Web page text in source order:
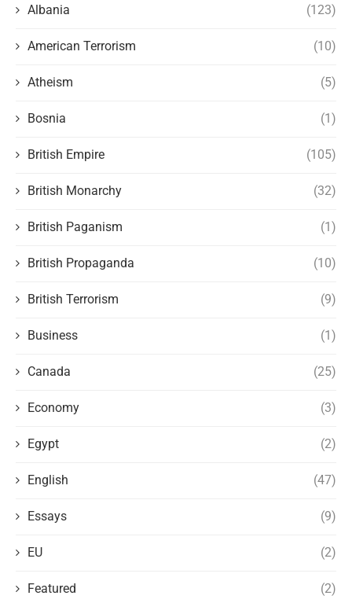
Albania (123)
American Terrorism (10)
Atheism (5)
Bosnia (1)
British Empire (105)
British Monarchy (32)
British Paganism (1)
British Propaganda (10)
British Terrorism (9)
Business (1)
Canada (25)
Economy (3)
Egypt (2)
English (47)
Essays (9)
EU (2)
Featured (2)